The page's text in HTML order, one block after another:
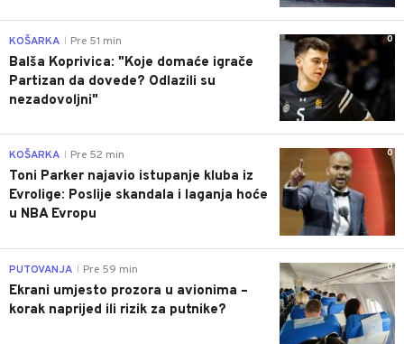
0
KOŠARKA Pre 51 min
Balša Koprivica: "Koje domaće igrače
Partizan da dovede? Odlazili su
nezadovoljni"
0
KOŠARKA Pre 52 min
Toni Parker najavio istupanje kluba iz
Evrolige: Poslije skandala i laganja hoće
u NBA Evropu
0
PUTOVANJA Pre 59 min
Ekrani umjesto prozora u avionima –
korak naprijed ili rizik za putnike?